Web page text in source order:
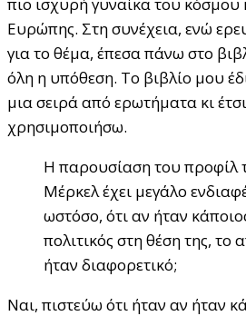
Ευρώπης. Στη συνέχεια, ενώ
για το θέμα, έπεσα πάνω στο
όλη η υπόθεση. Το βιβλίο μου
μια σειρά από ερωτήματα κι
χρησιμοποιήσω.
Η παρουσίαση του προφίλ
Μέρκελ έχει μεγάλο
ωστόσο, ότι αν ήταν
πολιτικός στη θέση της, το
ήταν διαφορετικό;
Ναι, πιστεύω ότι ήταν αν ήταν